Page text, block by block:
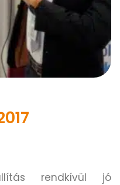
rendkívül jó